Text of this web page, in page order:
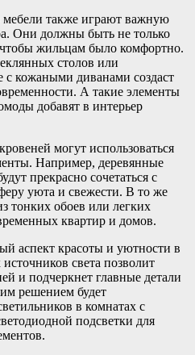
также играют важную
Они должны быть не только
жильцам было комфортно.
столов или
с кожаными диванами создаст
А такие элементы
добавят в интерьер
могут использоваться
Например, деревянные
прекрасно сочетаться с
уюта и свежести. В то же
тонких обоев или легких
квартир и домов.
аспект красоты и уютности в
света позволит
и подчеркнет главные детали
решением будет
в комнатах с
подсветки для